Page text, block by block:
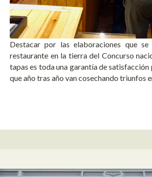
Destacar por las elaboraciones que
restaurante en la tierra del Concurso
tapas es toda una garantía de satisfacción
que año tras año van cosechando triunfos